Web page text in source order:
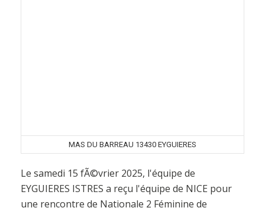
MAS DU BARREAU 13430 EYGUIERES
Le samedi 15 fÃ©vrier 2025, l'équipe de
EYGUIERES ISTRES a reçu l'équipe de NICE pour
une rencontre de Nationale 2 Féminine de